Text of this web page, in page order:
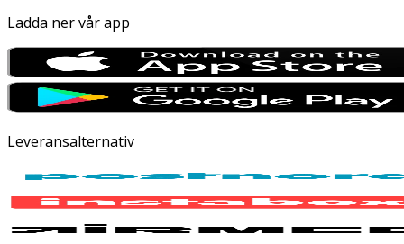
Ladda ner vår app
Leveransalternativ